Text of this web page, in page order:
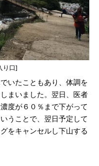
り口]
いたこともあり、体調を
まいました。翌日、医者
度が６０％まで下がって
うことで、翌日予定して
をキャンセルし下山する